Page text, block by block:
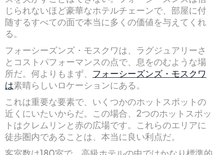
じられないほど豪華なホテルチェーンで、部屋に付
随するすべての面で本当に多くの価値を与えてくれ
る。
フォーシーズンズ・モスクワは、ラグジュアリーさ
とコストパフォーマンスの点で、息をのむような場
所だ。何よりもまず、 フォーシーズンズ・モスクワ
は素晴らしいロケーションにある。
これは重要な要素で、いくつかのホットスポットの
近くにいたいからだ。この場合、2つのホットスポッ
トはクレムリンと赤の広場です。これらのエリアに
徒歩圏内であることは、本当に良い利点だ。